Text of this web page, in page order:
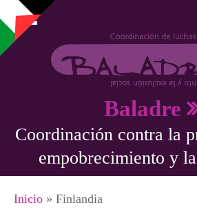
Pasar al contenido principal
Baladre
Coordinación contra la
empobrecimiento y
Se encuentra usted
Inicio » Finlandia